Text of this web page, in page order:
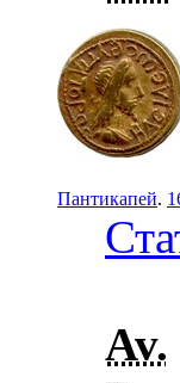
Пантикапей.
Av.